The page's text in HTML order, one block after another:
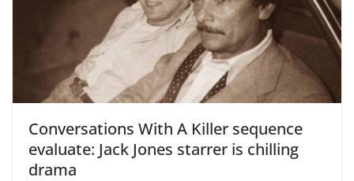
Conversations With A Killer sequence
evaluate: Jack Jones starrer is chilling
drama